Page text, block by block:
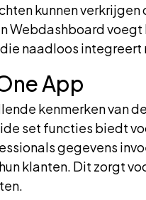
kunnen
Webdashboard
naadloos integreert
App
kenmerken van
set functies biedt
gegevens
klanten. Dit zorgt